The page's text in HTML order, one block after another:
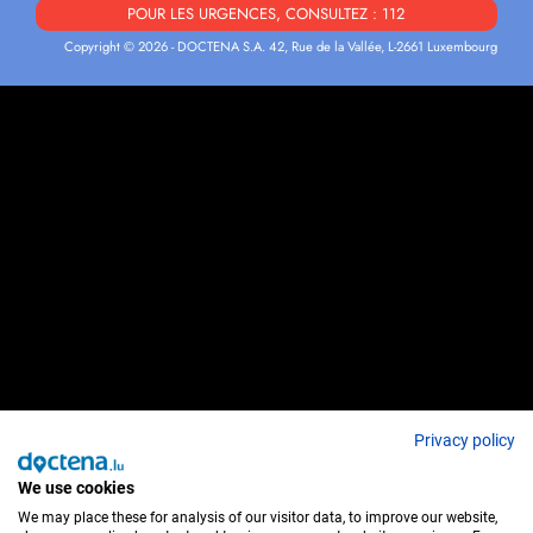
POUR LES URGENCES, CONSULTEZ : 112
Copyright © 2026 - DOCTENA S.A. 42, Rue de la Vallée, L-2661 Luxembourg
Privacy policy
We use cookies
We may place these for analysis of our visitor data, to improve our website,